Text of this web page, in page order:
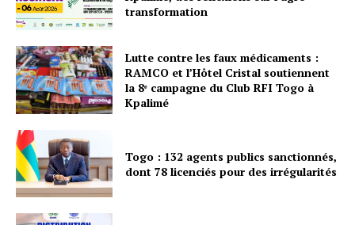
transformation
Lutte contre les faux médicaments :
RAMCO et l’Hôtel Cristal soutiennent
la 8ᵉ campagne du Club RFI Togo à
Kpalimé
Togo : 132 agents publics sanctionnés,
dont 78 licenciés pour des irrégularités